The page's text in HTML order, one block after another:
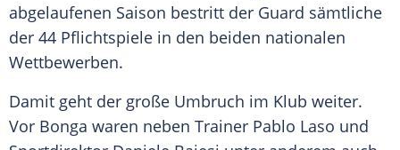
abgelaufenen Saison bestritt der Guard sämtliche
der 44 Pflichtspiele in den beiden nationalen
Wettbewerben.
Damit geht der große Umbruch im Klub weiter.
Vor Bonga waren neben Trainer Pablo Laso und